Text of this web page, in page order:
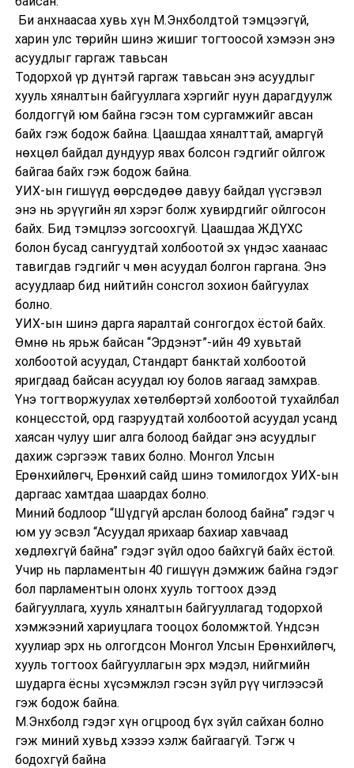
Би анхнаасаа хувь хүн М.Энхболдтой тэмцээгүй,
харин улс төрийн шинэ жишиг тогтоосой хэмээн энэ
асуудлыг гаргаж тавьсан
Тодорхой үр дүнтэй гаргаж тавьсан энэ асуудлыг
хууль хяналтын байгууллага хэргийг нуун дарагдуулж
болдоггүй юм байна гэсэн том сургамжийг авсан
байх гэж бодож байна. Цаашдаа хяналттай, амаргүй
нөхцөл байдал дундуур явах болсон гэдгийг ойлгож
байгаа байх гэж бодож байна.
УИХ-ын гишүүд өөрсдөдөө давуу байдал үүсгэвэл
энэ нь эрүүгийн ял хэрэг болж хувирдгийг ойлгосон
байх. Бид тэмцлээ зогсоохгүй. Цаашдаа ЖДҮХС
болон бусад сангуудтай холбоотой эх үндэс хаанаас
тавигдав гэдгийг ч мөн асуудал болгон гаргана. Энэ
асуудлаар бид нийтийн сонсгол зохион байгуулах
болно.
УИХ-ын шинэ дарга яаралтай сонгогдох ёстой байх.
Өмнө нь ярьж байсан “Эрдэнэт”-ийн 49 хувьтай
холбоотой асуудал, Стандарт банктай холбоотой
яригдаад байсан асуудал юу болов яагаад замхрав.
Үнэ тогтворжуулах хөтөлбөртэй холбоотой тухайлбал
концесстой, орд газруудтай холбоотой асуудал усанд
хаясан чулуу шиг алга болоод байдаг энэ асуудлыг
дахиж сэргээж тавих болно. Монгол Улсын
Ерөнхийлөгч, Ерөнхий сайд шинэ томилогдох УИХ-ын
даргаас хамтдаа шаардах болно.
Миний бодлоор “Шүдгүй арслан болоод байна” гэдэг ч
юм уу эсвэл “Асуудал ярихаар бахиар хавчаад
хөдлөхгүй байна” гэдэг зүйл одоо байхгүй байх ёстой.
Учир нь парламентын 40 гишүүн дэмжиж байна гэдэг
бол парламентын олонх хууль тогтоох дээд
байгууллага, хууль хяналтын байгууллагад тодорхой
хэмжээний хариуцлага тооцох боломжтой. Үндсэн
хуулиар эрх нь олгогдсон Монгол Улсын Ерөнхийлөгч,
хууль тогтоох байгууллагын эрх мэдэл, нийгмийн
шударга ёсны хүсэмжлэл гэсэн зүйл рүү чиглээсэй
гэж бодож байна.
М.Энхболд гэдэг хүн огцроод бүх зүйл сайхан болно
гэж миний хувьд хэзээ хэлж байгаагүй. Тэгж ч
бодохгүй байна